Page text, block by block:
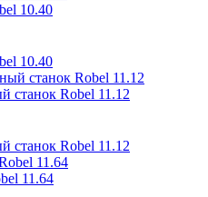
10.40
10.40
станок Robel 11.12
станок Robel 11.12
11.64